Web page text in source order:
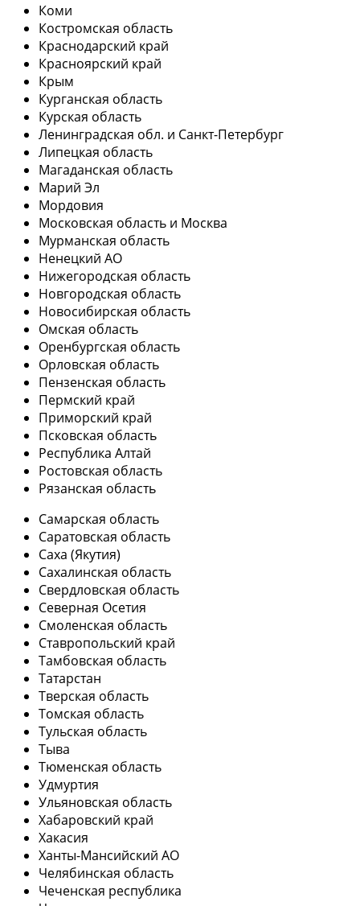
Коми
Костромская область
Краснодарский край
Красноярский край
Крым
Курганская область
Курская область
Ленинградская обл. и Санкт-Петербург
Липецкая область
Магаданская область
Марий Эл
Мордовия
Московская область и Москва
Мурманская область
Ненецкий АО
Нижегородская область
Новгородская область
Новосибирская область
Омская область
Оренбургская область
Орловская область
Пензенская область
Пермский край
Приморский край
Псковская область
Республика Алтай
Ростовская область
Рязанская область
Самарская область
Саратовская область
Саха (Якутия)
Сахалинская область
Свердловская область
Северная Осетия
Смоленская область
Ставропольский край
Тамбовская область
Татарстан
Тверская область
Томская область
Тульская область
Тыва
Тюменская область
Удмуртия
Ульяновская область
Хабаровский край
Хакасия
Ханты-Мансийский АО
Челябинская область
Чеченская республика